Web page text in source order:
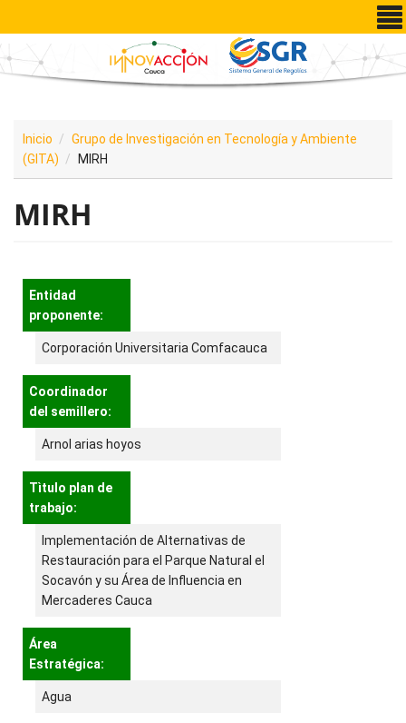
Pasar al contenido principal
Inicio
Grupo de Investigación en Tecnología y Ambiente
(GITA)
MIRH
MIRH
Entidad
proponente:
Corporación Universitaria Comfacauca
Coordinador
del semillero:
Arnol arias hoyos
Tìtulo plan de
trabajo:
Implementación de Alternativas de
Restauración para el Parque Natural el
Socavón y su Área de Influencia en
Mercaderes Cauca
Área
Estratégica:
Agua